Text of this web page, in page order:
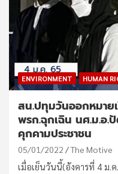
ENVIRONMENT HUMAN
สน.ปทุมวันออกหมาย
พรก.ฉุกเฉิน นศ.ม.อ.
คุกคามประชาชน
05/01/2022 The Motive
เมื่อเย็นวันนี้(อังคารที่ 4 ม.